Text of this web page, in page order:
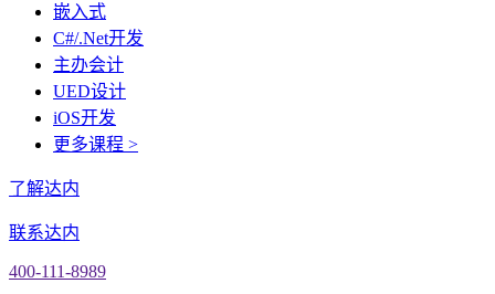
嵌入式
C#/.Net开发
主办会计
UED设计
iOS开发
更多课程 >
了解达内
联系达内
400-111-8989